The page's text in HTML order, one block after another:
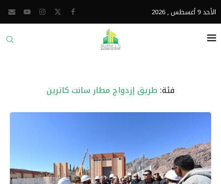
الأحد 9 أغسطس , 2026
فئة: طريق إزدواج مطار سانت كاترين